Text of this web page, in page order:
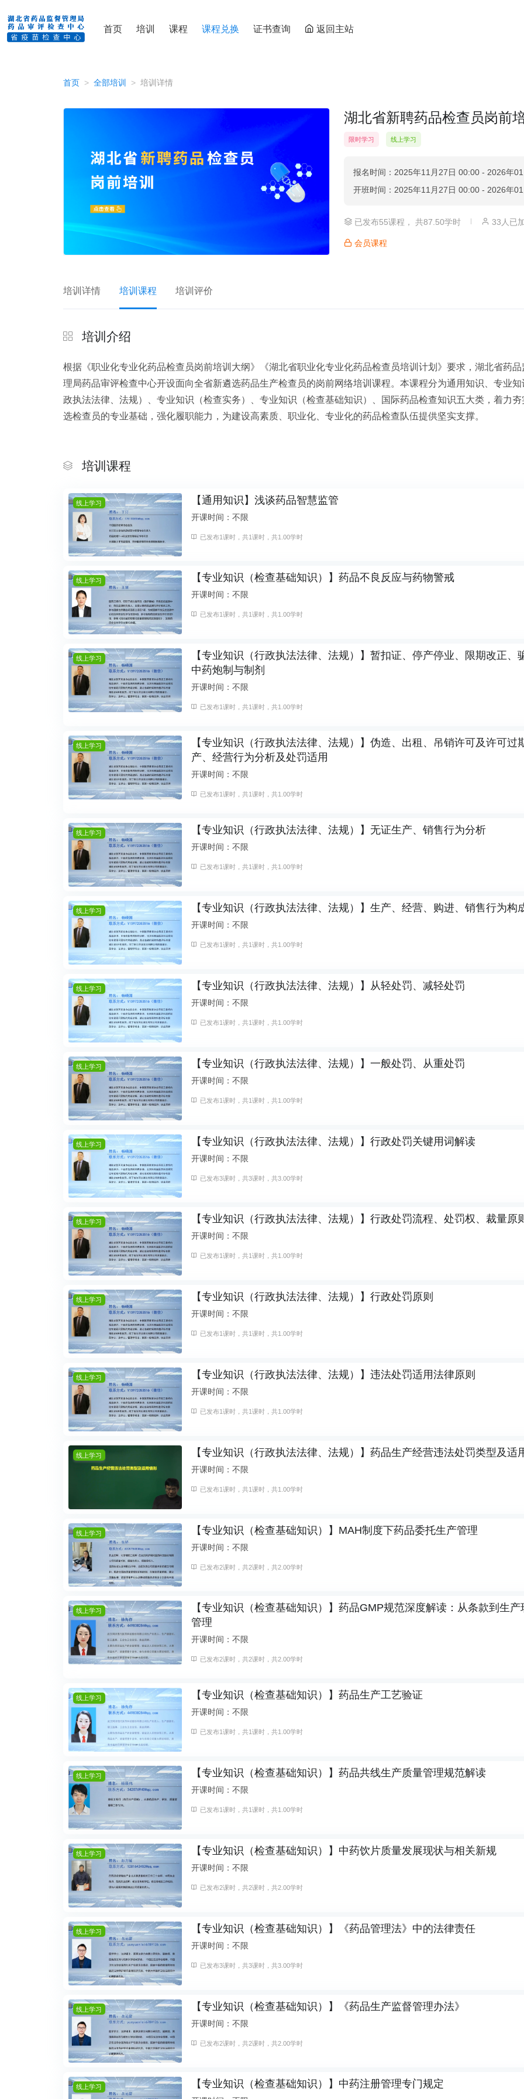
首页 培训 课程 课程兑换 证书查询 返回主站
首页 全部培训 培训详情
湖北省新聘药品检查员岗前
限时学习 线上学习
报名时间：2025年11月27日 00:00 - 2026年
开班时间：2025年11月27日 00:00 - 2026年
已发布55课程， 共87.50学时 | 33人已
会员课程
培训详情 培训课程 培训评价
培训介绍
根据《职业化专业化药品检查员岗前培训大纲》《湖北省职业化专业化药品检查员培训计划》要求，湖北省药品
理局药品审评检查中心开设面向全省新遴选药品生产检查员的岗前网络培训课程。本课程分为通用知识、专业知
政执法法律、法规）、专业知识（检查实务）、专业知识（检查基础知识）、国际药品检查知识五大类，着力夯
选检查员的专业基础，强化履职能力，为建设高素质、职业化、专业化的药品检查队伍提供坚实支撑。
培训课程
线上学习 【通用知识】浅谈药品智慧监管
开课时间：不限
已发布1课时，共1课时，共1.00学时
线上学习 【专业知识（检查基础知识）】药品不良反应与药物警戒
开课时间：不限
已发布1课时，共1课时，共1.00学时
线上学习
【专业知识（行政执法法律、法规）】暂扣证、停产停业、限期改正、
中药炮制与制剂
开课时间：不限
已发布1课时，共1课时，共1.00学时
线上学习
【专业知识（行政执法法律、法规）】伪造、出租、吊销许可及许可过
产、经营行为分析及处罚适用
开课时间：不限
已发布1课时，共1课时，共1.00学时
线上学习 【专业知识（行政执法法律、法规）】无证生产、销售行为分析
开课时间：不限
已发布1课时，共1课时，共1.00学时
线上学习 【专业知识（行政执法法律、法规）】生产、经营、购进、销售行为构
开课时间：不限
已发布1课时，共1课时，共1.00学时
线上学习 【专业知识（行政执法法律、法规）】从轻处罚、减轻处罚
开课时间：不限
已发布1课时，共1课时，共1.00学时
线上学习 【专业知识（行政执法法律、法规）】一般处罚、从重处罚
开课时间：不限
已发布1课时，共1课时，共1.00学时
线上学习 【专业知识（行政执法法律、法规）】行政处罚关键用词解读
开课时间：不限
已发布3课时，共3课时，共3.00学时
线上学习 【专业知识（行政执法法律、法规）】行政处罚流程、处罚权、裁量原
开课时间：不限
已发布1课时，共1课时，共1.00学时
线上学习 【专业知识（行政执法法律、法规）】行政处罚原则
开课时间：不限
已发布1课时，共1课时，共1.00学时
线上学习 【专业知识（行政执法法律、法规）】违法处罚适用法律原则
开课时间：不限
已发布1课时，共1课时，共1.00学时
线上学习 【专业知识（行政执法法律、法规）】药品生产经营违法处罚类型及适
开课时间：不限
已发布1课时，共1课时，共1.00学时
线上学习 【专业知识（检查基础知识）】MAH制度下药品委托生产管理
开课时间：不限
已发布2课时，共2课时，共2.00学时
线上学习
【专业知识（检查基础知识）】药品GMP规范深度解读：从条款到生产
管理
开课时间：不限
已发布2课时，共2课时，共2.00学时
线上学习 【专业知识（检查基础知识）】药品生产工艺验证
开课时间：不限
已发布1课时，共1课时，共1.00学时
线上学习 【专业知识（检查基础知识）】药品共线生产质量管理规范解读
开课时间：不限
已发布1课时，共1课时，共1.00学时
线上学习 【专业知识（检查基础知识）】中药饮片质量发展现状与相关新规
开课时间：不限
已发布2课时，共2课时，共2.00学时
线上学习 【专业知识（检查基础知识）】《药品管理法》中的法律责任
开课时间：不限
已发布3课时，共3课时，共3.00学时
线上学习 【专业知识（检查基础知识）】《药品生产监督管理办法》
开课时间：不限
已发布2课时，共2课时，共2.00学时
线上学习 【专业知识（检查基础知识）】中药注册管理专门规定